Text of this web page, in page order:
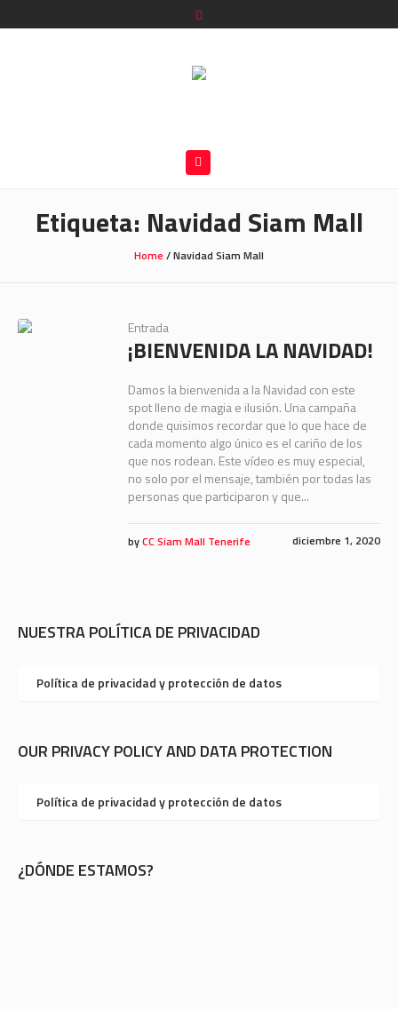
Etiqueta: Navidad Siam Mall
Home/Navidad Siam Mall
Entrada
¡BIENVENIDA LA NAVIDAD!
Damos la bienvenida a la Navidad con este
spot lleno de magia e ilusión. Una campaña
donde quisimos recordar que lo que hace de
cada momento algo único es el cariño de los
que nos rodean. Este vídeo es muy especial,
no solo por el mensaje, también por todas las
personas que participaron y que...
diciembre 1, 2020
byCC Siam Mall Tenerife
NUESTRA POLÍTICA DE PRIVACIDAD
Política de privacidad y protección de datos
OUR PRIVACY POLICY AND DATA PROTECTION
Política de privacidad y protección de datos
¿DÓNDE ESTAMOS?